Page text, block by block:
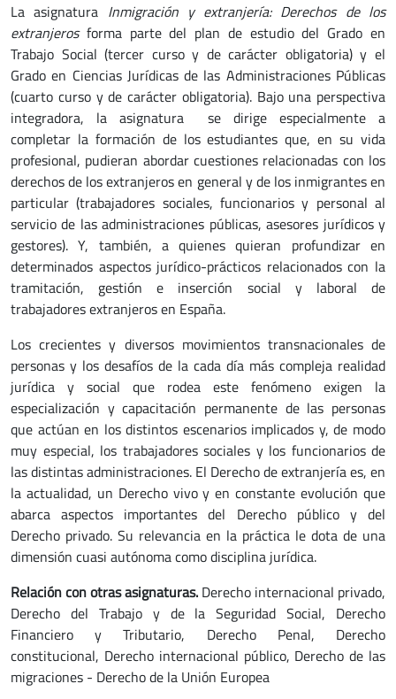
La asignatura Inmigración y extranjería: Derechos de los
extranjerosforma parte del plan de estudio del Grado en
Trabajo Social (tercer curso y de carácter obligatoria) y el
Grado en Ciencias Jurídicas de las Administraciones Públicas
(cuarto curso y de carácter obligatoria). Bajo una perspectiva
integradora, la asignatura se dirige especialmente a
completar la formación de los estudiantes que, en su vida
profesional, pudieran abordar cuestiones relacionadas con los
derechos de los extranjeros en general y de los inmigrantes en
particular (trabajadores sociales, funcionarios y personal al
servicio de las administraciones públicas, asesores jurídicos y
gestores). Y, también, a quienes quieran profundizar en
determinados aspectos jurídico-prácticos relacionados con la
tramitación, gestión e inserción social y laboral de
trabajadores extranjeros en España.
Los crecientes y diversos movimientos transnacionales de
personas y los desafíos de la cada día más compleja realidad
jurídica y social que rodea este fenómeno exigen la
especialización y capacitación permanente de las personas
que actúan en los distintos escenarios implicados y, de modo
muy especial, los trabajadores sociales y los funcionarios de
las distintas administraciones. El Derecho de extranjería es, en
la actualidad, un Derecho vivo y en constante evolución que
abarca aspectos importantes del Derecho público y del
Derecho privado. Su relevancia en la práctica le dota de una
dimensión cuasi autónoma como disciplina jurídica.
Relación con otras asignaturas. Derecho internacional privado,
Derecho del Trabajo y de la Seguridad Social, Derecho
Financiero y Tributario, Derecho Penal, Derecho
constitucional, Derecho internacional público, Derecho de las
migraciones - Derecho de la Unión Europea